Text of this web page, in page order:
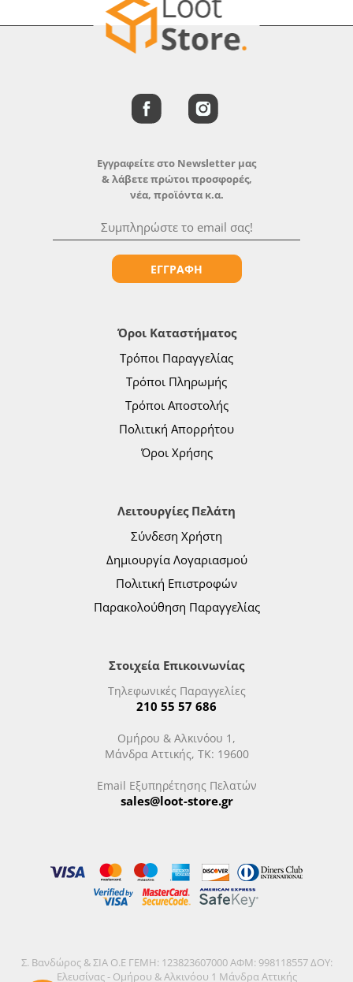
Όροι Καταστήματος
Τρόποι Παραγγελίας
Τρόποι Πληρωμής
Τρόποι Αποστολής
Πολιτική Απορρήτου
Όροι Χρήσης
Λειτουργίες Πελάτη
Σύνδεση Χρήστη
Δημιουργία Λογαριασμού
Πολιτική Επιστροφών
Παρακολούθηση Παραγγελίας
Στοιχεία Επικοινωνίας
Τηλεφωνικές Παραγγελίες
210 55 57 686
Ομήρου & Αλκινόου 1,
Μάνδρα Αττικής, ΤΚ: 19600
Email Εξυπηρέτησης Πελατών
sales@loot-store.gr
Εγγραφείτε στο Newsletter μας
& λάβετε πρώτοι προσφορές,
νέα, προϊόντα κ.α.
ΕΓΓΡΑΦΗ
Σ. Βανδώρος & ΣΙΑ Ο.Ε ΓΕΜΗ: 123823607000 ΑΦΜ: 998118557 ΔΟΥ:
Ελευσίνας - Ομήρου & Αλκινόου 1 Μάνδρα Αττικής